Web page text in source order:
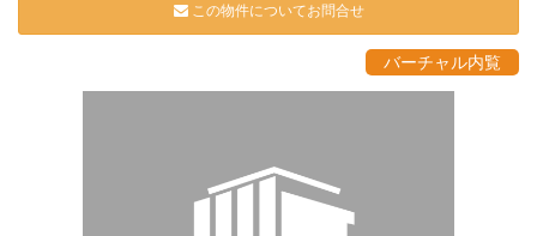
この物件についてお問合せ
バーチャル内覧